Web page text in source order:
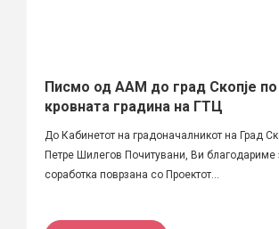
Писмо од ААМ до град Скопје
кровната градина на ГТЦ
До Кабинетот на градоначалникот на Град
Петре Шилегов Почитувани, Ви благодариме
соработка поврзана со Проектот...